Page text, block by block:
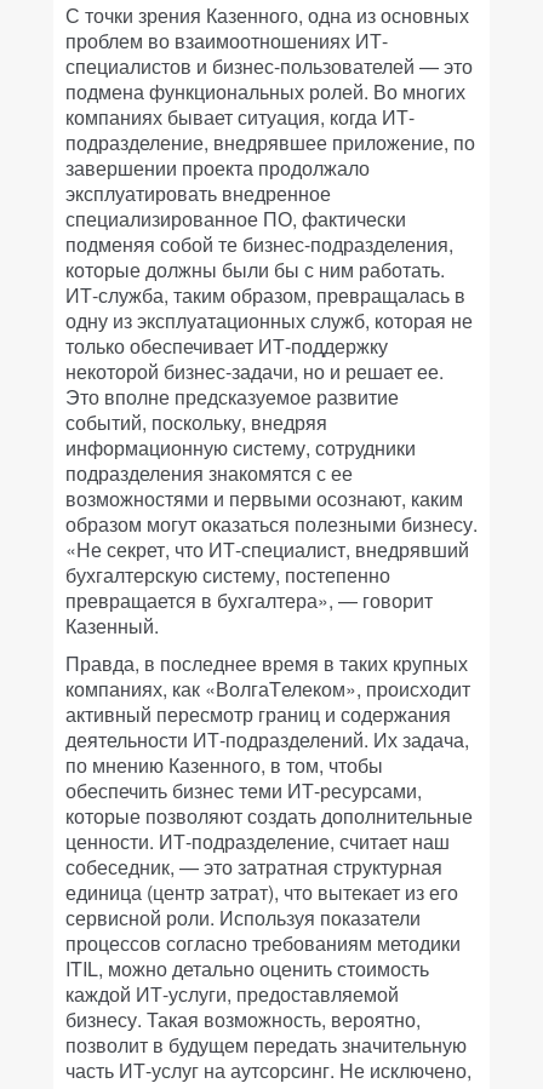
С точки зрения Казенного, одна из основных
проблем во взаимоотношениях ИТ-
специалистов и бизнес-пользователей — это
подмена функциональных ролей. Во многих
компаниях бывает ситуация, когда ИТ-
подразделение, внедрявшее приложение, по
завершении проекта продолжало
эксплуатировать внедренное
специализированное ПО, фактически
подменяя собой те бизнес-подразделения,
которые должны были бы с ним работать.
ИТ-служба, таким образом, превращалась в
одну из эксплуатационных служб, которая не
только обеспечивает ИТ-поддержку
некоторой бизнес-задачи, но и решает ее.
Это вполне предсказуемое развитие
событий, поскольку, внедряя
информационную систему, сотрудники
подразделения знакомятся с ее
возможностями и первыми осознают, каким
образом могут оказаться полезными бизнесу.
«Не секрет, что ИТ-специалист, внедрявший
бухгалтерскую систему, постепенно
превращается в бухгалтера», — говорит
Казенный.
Правда, в последнее время в таких крупных
компаниях, как «ВолгаTелеком», происходит
активный пересмотр границ и содержания
деятельности ИТ-подразделений. Их задача,
по мнению Казенного, в том, чтобы
обеспечить бизнес теми ИТ-ресурсами,
которые позволяют создать дополнительные
ценности. ИТ-подразделение, считает наш
собеседник, — это затратная структурная
единица (центр затрат), что вытекает из его
сервисной роли. Используя показатели
процессов согласно требованиям методики
ITIL, можно детально оценить стоимость
каждой ИТ-услуги, предоставляемой
бизнесу. Такая возможность, вероятно,
позволит в будущем передать значительную
часть ИТ-услуг на аутсорсинг. Не исключено,